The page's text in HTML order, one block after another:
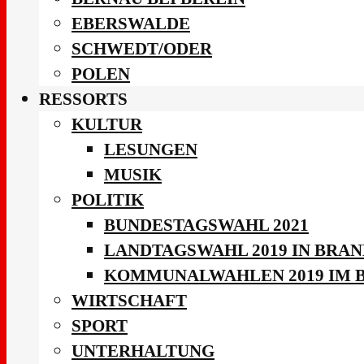
EBERSWALDE
SCHWEDT/ODER
POLEN
RESSORTS
KULTUR
LESUNGEN
MUSIK
POLITIK
BUNDESTAGSWAHL 2021
LANDTAGSWAHL 2019 IN
KOMMUNALWAHLEN 2019 IM
WIRTSCHAFT
SPORT
UNTERHALTUNG